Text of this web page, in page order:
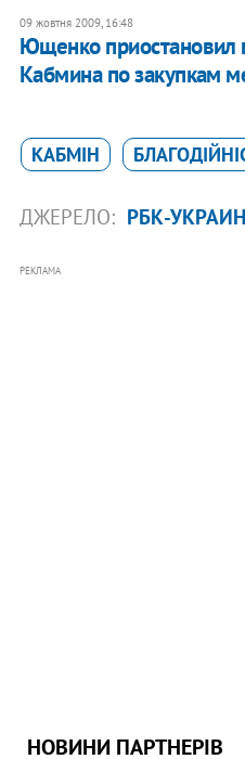
09 жовтня 2009, 16:48
Ющенко приостановил
Кабмина по закупкам
КАБМІН
ДЖЕРЕЛО: РБК-
РЕКЛАМА